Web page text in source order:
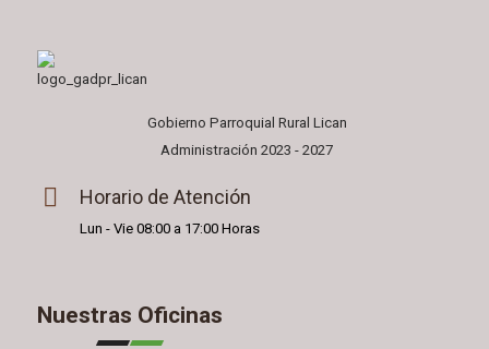
Gobierno Parroquial Rural Lican
Administración 2023 - 2027
Horario de Atención
Lun - Vie 08:00 a 17:00 Horas
Nuestras Oficinas